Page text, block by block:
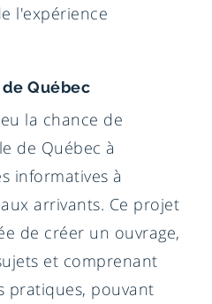
l'expérience
Québec
la chance de
de Québec à
informatives à
arrivants. Ce projet
de créer un ouvrage,
et comprenant
pratiques, pouvant